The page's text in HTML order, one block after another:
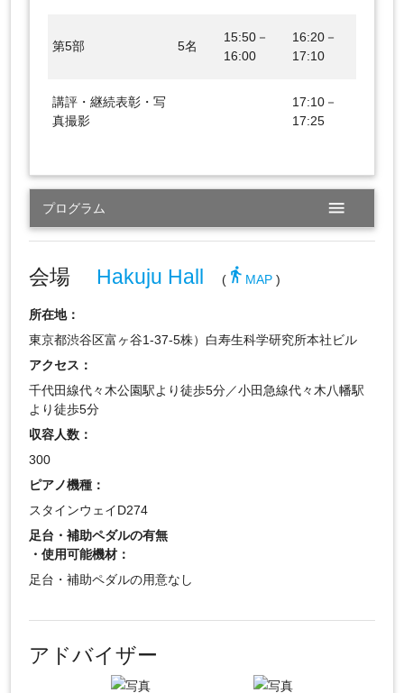
第5部 5名
15:50－
16:00
16:20－
17:10
講評・継続表彰・写
真撮影
17:10－
17:25
プログラム menu
会場 Hakuju Hall (directions_walk MAP)
所在地：
東京都渋谷区富ヶ谷1-37-5株）白寿生科学研究所本社ビル
アクセス：
千代田線代々木公園駅より徒歩5分／小田急線代々木八幡駅
より徒歩5分
収容人数：
300
ピアノ機種：
スタインウェイD274
足台・補助ペダルの有無
・使用可能機材：
足台・補助ペダルの用意なし
アドバイザー